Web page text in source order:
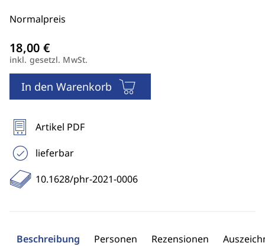
Normalpreis
inkl. gesetzl. MwSt.
In den Warenkorb
Artikel PDF
lieferbar
10.1628/phr-2021-0006
Beschreibung Personen Rezensionen